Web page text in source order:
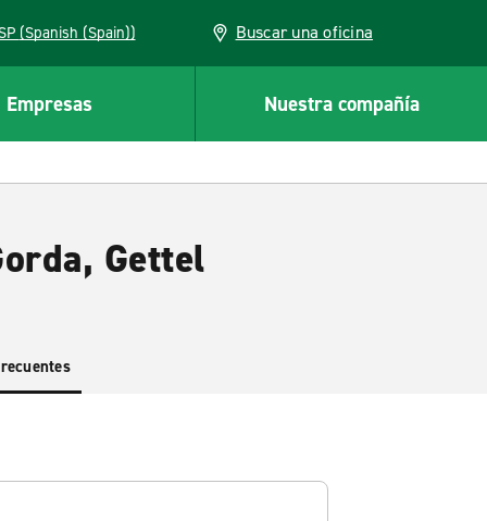
ESP (Spanish (Spain)) Buscar una oficina
Empresas Nuestra compañía
Gettel